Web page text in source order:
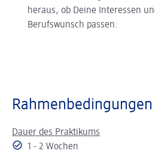
heraus, ob Deine Interessen
Berufswunsch passen.
Rahmenbedingungen
Dauer des Praktikums
1 - 2 Wochen